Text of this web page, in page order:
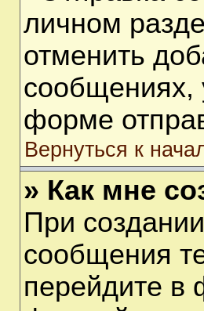
личном
отменить
форме
Вернуться к
» Как мне
При
сообщения
перейдите в